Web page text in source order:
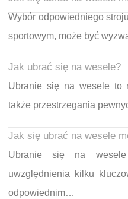
Wybór odpowiedniego
sportowym, może być
Jak ubrać się na wesele?
Ubranie się na wesele to
także przestrzegania
Jak się ubrać na wesele
Ubranie się na wesele
uwzględnienia kilku
odpowiednim…
Nawigacja wpisu